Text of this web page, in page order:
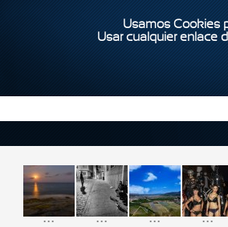
Usamos Cookies
Usar cualquier enlace
... ... ... ...